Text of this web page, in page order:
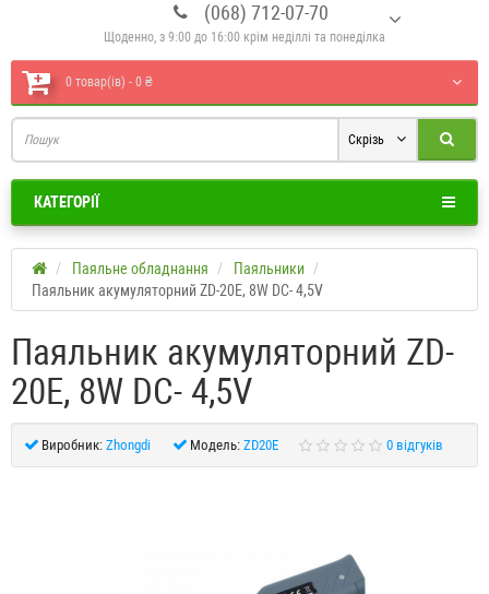
(068) 712-07-70
Щоденно, з 9:00 до 16:00 крім неділлі та понеділка
0 товар(ів) - 0 ₴
Скрізь
КАТЕГОРІЇ
Паяльне обладнання
Паяльники
Паяльник акумуляторний ZD-20E, 8W DC- 4,5V
Паяльник акумуляторний ZD-
20E, 8W DC- 4,5V
Виробник: Zhongdi Модель: ZD20E 0 відгуків